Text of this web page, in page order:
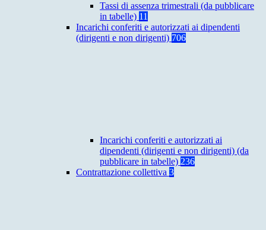
Tassi di assenza trimestrali (da pubblicare
in tabelle) 11
Incarichi conferiti e autorizzati ai dipendenti
(dirigenti e non dirigenti) 706
Incarichi conferiti e autorizzati ai
dipendenti (dirigenti e non dirigenti) (da
pubblicare in tabelle) 236
Contrattazione collettiva 3